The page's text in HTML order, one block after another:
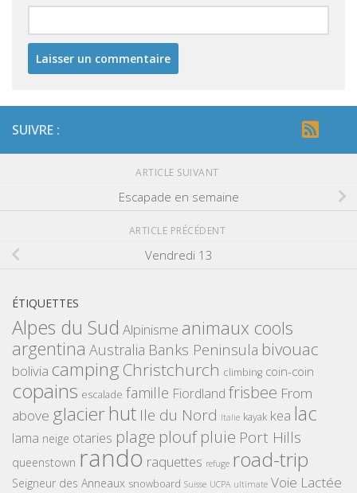
SUIVRE :
ARTICLE SUIVANT
Escapade en semaine
ARTICLE PRÉCÉDENT
Vendredi 13
ÉTIQUETTES
Alpes du Sud Alpinisme animaux cools
argentina Australia Banks Peninsula bivouac
bolivia camping Christchurch climbing coin-coin
copains escalade famille Fiordland frisbee From
above glacierhut Ile du Nord Italie kayak kea lac
lama neige otaries plage plouf pluie Port Hills
queenstown rando raquettes refuge road-trip
Seigneur des Anneaux snowboard Suisse UCPA ultimate Voie Lactée